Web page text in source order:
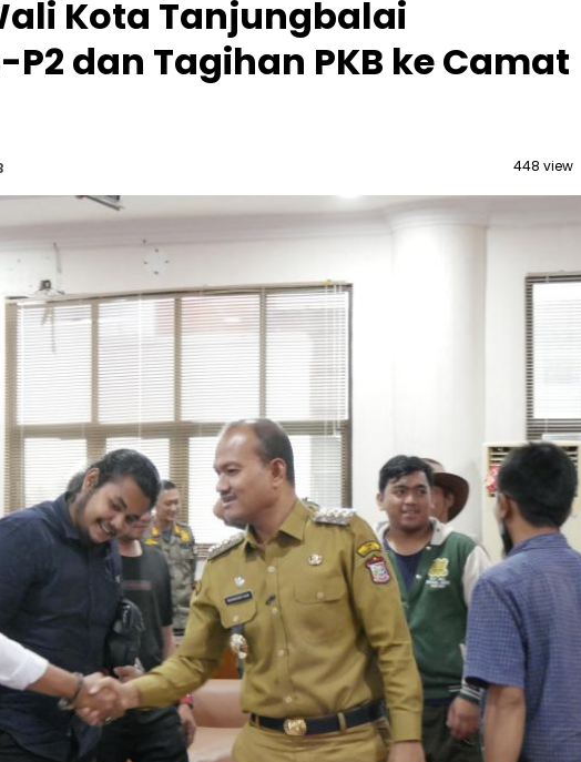
Kota Tanjungbalai
P2 dan Tagihan PKB ke Camat
448 view